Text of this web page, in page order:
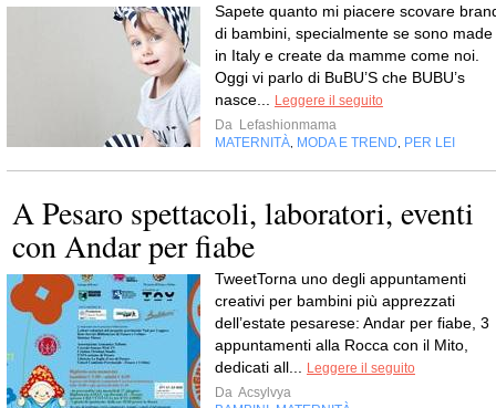
Sapete quanto mi piacere scovare
di bambini, specialmente se sono made
in Italy e create da mamme come noi.
Oggi vi parlo di BuBU’S che BUBU’s
nasce...
Leggere il seguito
Da Lefashionmama
MATERNITÀ MODA E TREND PER LEI
A Pesaro spettacoli, laboratori, eventi
con Andar per fiabe
TweetTorna uno degli appuntamenti
creativi per bambini più apprezzati
dell’estate pesarese: Andar per fiabe, 3
appuntamenti alla Rocca con il Mito,
dedicati all...
Leggere il seguito
Da Acsylvya